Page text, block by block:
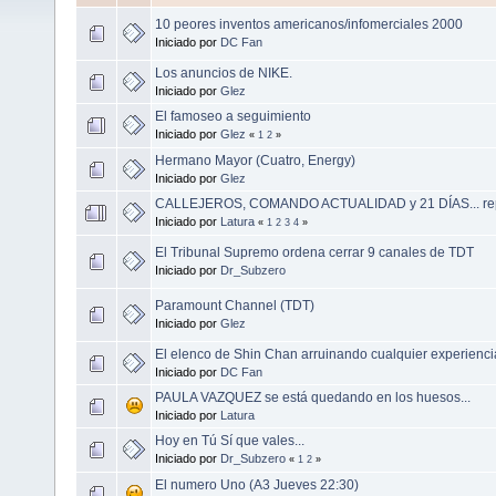
10 peores inventos americanos/infomerciales 2000
Iniciado por DC Fan
Los anuncios de NIKE.
Iniciado por Glez
El famoseo a seguimiento
Iniciado por Glez « 1 2 »
Hermano Mayor (Cuatro, Energy)
Iniciado por Glez
CALLEJEROS, COMANDO ACTUALIDAD y 21 DÍAS...
Iniciado por Latura « 1 2 3 4 »
El Tribunal Supremo ordena cerrar 9 canales de TDT
Iniciado por Dr_Subzero
Paramount Channel (TDT)
Iniciado por Glez
El elenco de Shin Chan arruinando cualquier
Iniciado por DC Fan
PAULA VAZQUEZ se está quedando en los huesos...
Iniciado por Latura
Hoy en Tú Sí que vales...
Iniciado por Dr_Subzero « 1 2 »
El numero Uno (A3 Jueves 22:30)